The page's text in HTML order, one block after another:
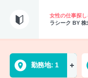
女性の仕事探
ラシーク BY
勤務地 1